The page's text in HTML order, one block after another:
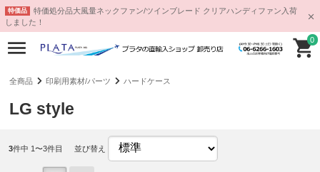
特価品
特価処分品大風量ネックファン/ツインブレード クリアハンディファン入荷
しました！
0
全商品 印刷用素材/パーツ ハードケース
LG style
3件中 1〜3件目 並び替え